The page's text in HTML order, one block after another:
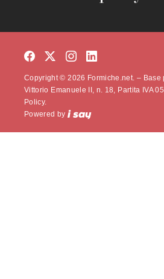
Copyright © 2026 Formiche.net. – Base
Vittorio Emanuele II, n. 18, Partita IVA
Policy.
Powered by